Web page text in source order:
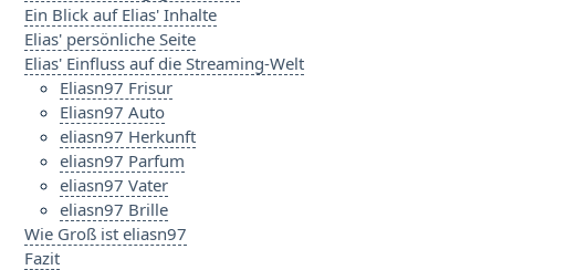
Ein Blick auf Elias' Inhalte
Elias' persönliche Seite
Elias' Einfluss auf die Streaming-Welt
Eliasn97 Frisur
Eliasn97 Auto
eliasn97 Herkunft
eliasn97 Parfum
eliasn97 Vater
eliasn97 Brille
Wie Groß ist eliasn97
Fazit